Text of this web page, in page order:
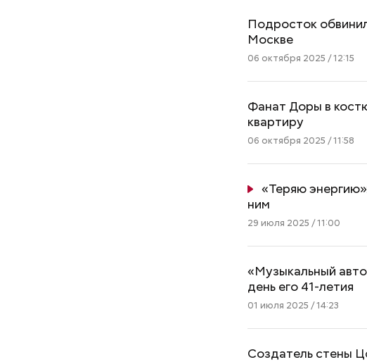
Подросток
Москве
06 октября 2025 / 12:15
Фанат Доры в
квартиру
06 октября 2025 / 11:58
«Теряю
ним
29 июля 2025 / 11:00
«Музыкальный
день его 41-летия
01 июля 2025 / 14:23
Создатель стены
лишний